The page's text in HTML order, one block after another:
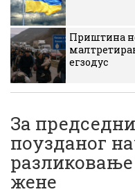
Приштина
егзодус
За
поузданог
жене